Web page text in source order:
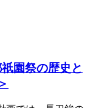
園祭の歴史と